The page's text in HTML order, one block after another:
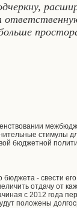
стимулы
бюджетной
- свести
отдачу от
с 2012 года
положены